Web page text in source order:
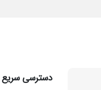
دسترسی سریع